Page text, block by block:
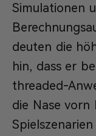
Simulationen
deuten die
hin, dass er
threaded-
die Nase